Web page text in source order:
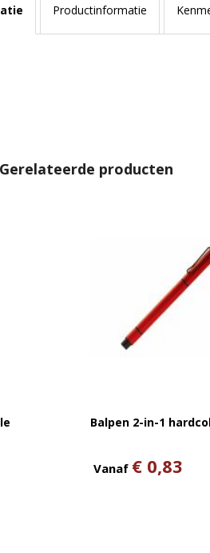
Productinformatie
Gerelateerde producten
Balpen 2-in-1
Vanaf € 0,83